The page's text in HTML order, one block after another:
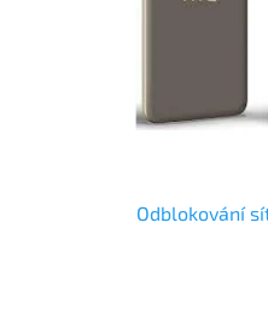
Odblokování